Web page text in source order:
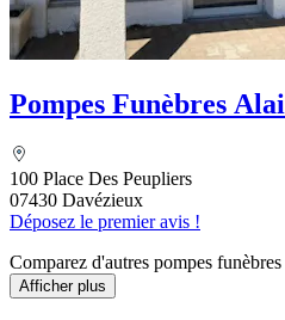
Pompes Funèbres
100 Place Des Peupliers
07430 Davézieux
Déposez le premier avis !
Comparez d'autres pompes funèbres
Afficher plus